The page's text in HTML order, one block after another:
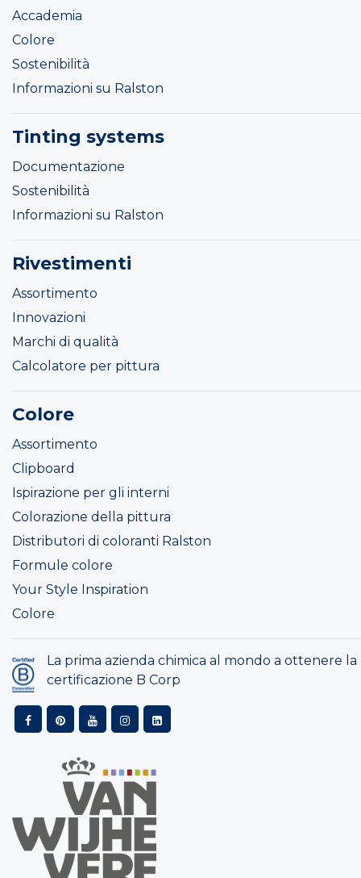
Accademia
Colore
Sostenibilità
Informazioni su Ralston
Tinting systems
Documentazione
Sostenibilità
Informazioni su Ralston
Rivestimenti
Assortimento
Innovazioni
Marchi di qualità
Calcolatore per pittura
Colore
Assortimento
Clipboard
Ispirazione per gli interni
Colorazione della pittura
Distributori di coloranti Ralston
Formule colore
Your Style Inspiration
Colore
La prima azienda chimica al mondo a ottenere la
certificazione B Corp